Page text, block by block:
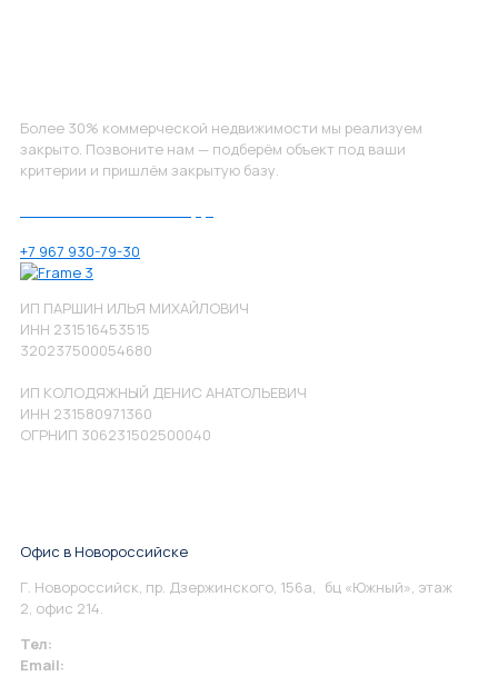
Более 30% коммерческой недвижимости мы реализуем
закрыто. Позвоните нам — подберём объект под ваши
критерии и пришлём закрытую базу.
+7 967 930-79-30
ИП ПАРШИН ИЛЬЯ МИХАЙЛОВИЧ
ИНН 231516453515
320237500054680
ИП КОЛОДЯЖНЫЙ ДЕНИС АНАТОЛЬЕВИЧ
ИНН 231580971360
ОГРНИП 306231502500040
Офис в Новороссийске
Г. Новороссийск, пр. Дзержинского, 156а, бц «Южный», этаж
2, офис 214.
Тел:
Email: